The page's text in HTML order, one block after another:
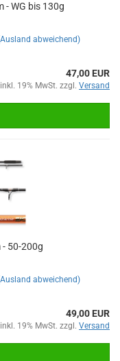
- WG bis 130g
abweichend)
47,00 EUR
inkl. 19% MwSt. zzgl. Versand
- 50-200g
abweichend)
49,00 EUR
inkl. 19% MwSt. zzgl. Versand